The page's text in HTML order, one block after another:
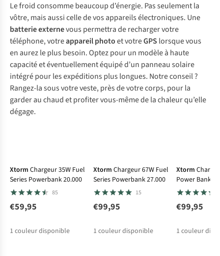
Le froid consomme beaucoup d’énergie. Pas seulement la
vôtre, mais aussi celle de vos appareils électroniques. Une
batterie externevous permettra de recharger votre
téléphone, votreappareil photoet votreGPS lorsque vous
en aurez le plus besoin. Optez pour un modèle à haute
capacité et éventuellement équipé d’un panneau solaire
intégré pour les expéditions plus longues. Notre conseil ?
Rangez-la sous votre veste, près de votre corps, pour la
garder au chaud et profiter vous-même de la chaleur qu’elle
dégage.
Xtorm Chargeur 35W Fuel
Series Powerbank 20.000
85
€59,95
1 couleur disponible
Xtorm Chargeur 67W Fuel
Series Powerbank 27.000
15
€99,95
1 couleur disponible
Xtorm
Power Bank
€99,95
1 couleur